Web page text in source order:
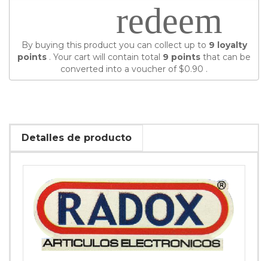
redeem
By buying this product you can collect up to 9 loyalty
points . Your cart will contain total 9 points that can be
converted into a voucher of$0.90 .
Detalles de producto